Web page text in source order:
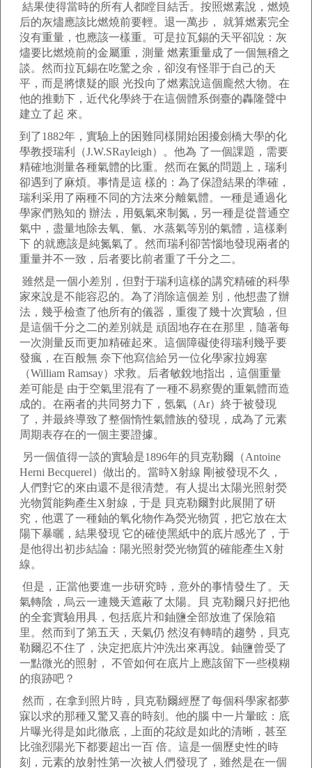
結果使得當時的所有人都瞠目結舌。按照燃素說，燃燒
后的灰燼應該比燃燒前要輕。退一萬步， 就算燃素完全
沒有重量，也應該一樣重。可是拉瓦錫的天平卻說：灰
燼要比燃燒前的金屬重，測量 燃素重量成了一個無稽之
談。然而拉瓦錫在吃驚之余，卻沒有怪罪于自己的天
平，而是將懷疑的眼 光投向了燃素說這個龐然大物。在
他的推動下，近代化學終于在這個體系倒臺的轟隆聲中
建立了起 來。
到了1882年，實驗上的困難同樣開始困擾劍橋大學的化
學教授瑞利（J.W.SRayleigh）。他為 了一個課題，需要
精確地測量各種氣體的比重。然而在氮的問題上，瑞利
卻遇到了麻煩。事情是這 樣的：為了保證結果的準確，
瑞利采用了兩種不同的方法來分離氣體。一種是通過化
學家們熟知的 辦法，用氨氣來制氮，另一種是從普通空
氣中，盡量地除去氧、氫、水蒸氣等別的氣體，這樣剩
下 的就應該是純氮氣了。然而瑞利卻苦惱地發現兩者的
重量并不一致，后者要比前者重了千分之二。
雖然是一個小差別，但對于瑞利這樣的講究精確的科學
家來說是不能容忍的。為了消除這個差 別，他想盡了辦
法，幾乎檢查了他所有的儀器，重復了幾十次實驗，但
是這個千分之二的差別就是 頑固地存在在那里，隨著每
一次測量反而更加精確起來。這個障礙使得瑞利幾乎要
發瘋，在百般無 奈下他寫信給另一位化學家拉姆塞
（William Ramsay）求救。后者敏銳地指出，這個重量
差可能是 由于空氣里混有了一種不易察覺的重氣體而造
成的。在兩者的共同努力下，氬氣（Ar）終于被發現
了，并最終導致了整個惰性氣體族的發現，成為了元素
周期表存在的一個主要證據。
另一個值得一談的實驗是1896年的貝克勒爾（Antoine
Herni Becquerel）做出的。當時X射線 剛被發現不久，
人們對它的來由還不是很清楚。有人提出太陽光照射熒
光物質能夠產生X射線，于是 貝克勒爾對此展開了研
究，他選了一種鈾的氧化物作為熒光物質，把它放在太
陽下暴曬，結果發現 它的確使黑紙中的底片感光了，于
是他得出初步結論：陽光照射熒光物質的確能產生X射
線。
但是，正當他要進一步研究時，意外的事情發生了。天
氣轉陰，烏云一連幾天遮蔽了太陽。貝 克勒爾只好把他
的全套實驗用具，包括底片和鈾鹽全部放進了保險箱
里。然而到了第五天，天氣仍 然沒有轉晴的趨勢，貝克
勒爾忍不住了，決定把底片沖洗出來再說。鈾鹽曾受了
一點微光的照射， 不管如何在底片上應該留下一些模糊
的痕跡吧？
然而，在拿到照片時，貝克勒爾經歷了每個科學家都夢
寐以求的那種又驚又喜的時刻。他的腦 中一片暈眩：底
片曝光得是如此徹底，上面的花紋是如此的清晰，甚至
比強烈陽光下都要超出一百 倍。這是一個歷史性的時
刻，元素的放射性第一次被人們發現了，雖然是在一個